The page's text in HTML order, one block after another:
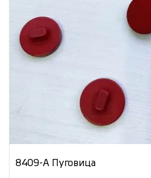
8409-А Пуговица